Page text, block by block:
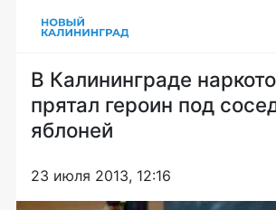
В Калининграде
прятал героин под
яблоней
23 июля 2013, 12:16